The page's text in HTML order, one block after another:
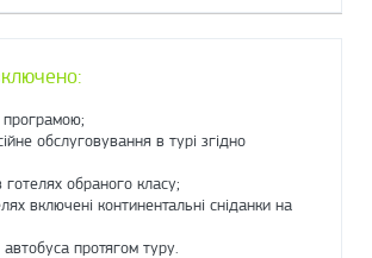
обслуговування в турі згідно
обраного класу;
включені континентальні сніданки на
протягом туру.